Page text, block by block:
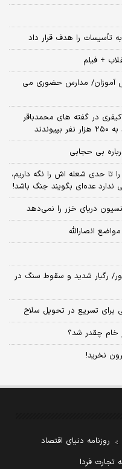
تأسیسات را هدف قرار داد
+ فیلم
آموزان/ مدارس حضوری می
امنیتی و کیفری در گفته های محمدباقر
بی حجابی
تا حدی شعله اش را نگه داریم،
عده‌ای بگویند جنگ باشد!
دریای خزر را نمی‌دهد
انصارالله
برای ۴ استان کشور/ رگبار شدید و سقوط سنگ در
خام چقدر شد؟
نخرید!
روزنامه دنیای اقتصاد
تجارت فردا